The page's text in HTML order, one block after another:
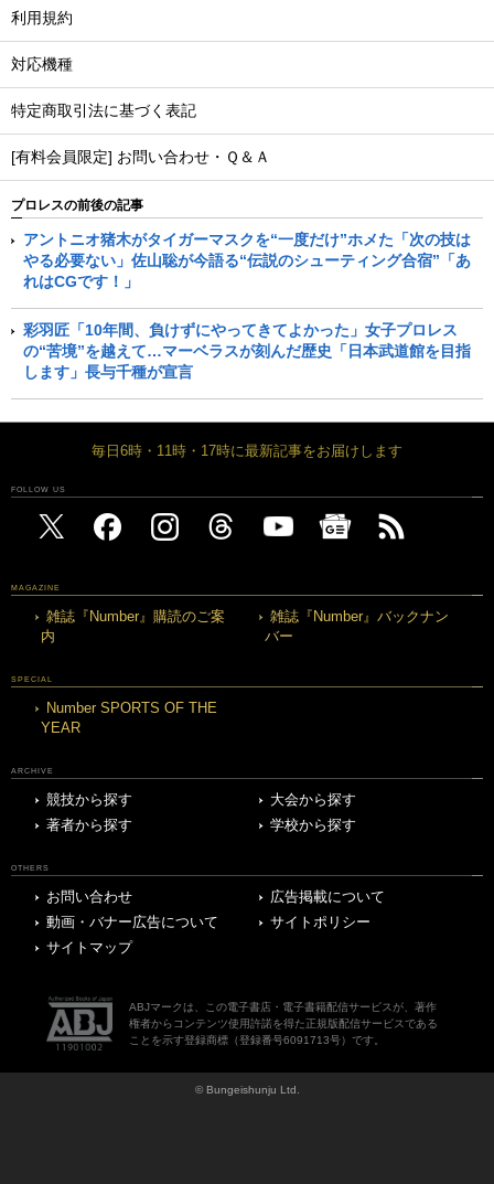
利用規約
対応機種
特定商取引法に基づく表記
[有料会員限定] お問い合わせ・Ｑ＆Ａ
プロレスの前後の記事
アントニオ猪木がタイガーマスクを“一度だけ”ホメた「次の技は
やる必要ない」佐山聡が今語る“伝説のシューティング合宿”「あ
れはCGです！」
彩羽匠「10年間、負けずにやってきてよかった」女子プロレス
の“苦境”を越えて…マーベラスが刻んだ歴史「日本武道館を目指
します」長与千種が宣言
毎日6時・11時・17時に最新記事をお届けします
FOLLOW US
MAGAZINE
雑誌『Number』購読のご案
内
雑誌『Number』バックナン
バー
SPECIAL
Number SPORTS OF THE
YEAR
ARCHIVE
競技から探す
大会から探す
著者から探す
学校から探す
OTHERS
お問い合わせ
広告掲載について
動画・バナー広告について
サイトポリシー
サイトマップ
ABJマークは、この電子書店・電子書籍配信サービスが、著作
権者からコンテンツ使用許諾を得た正規版配信サービスである
ことを示す登録商標（登録番号6091713号）です。
© Bungeishunju Ltd.